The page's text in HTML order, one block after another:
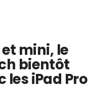
mini, le
bientôt
iPad Pro